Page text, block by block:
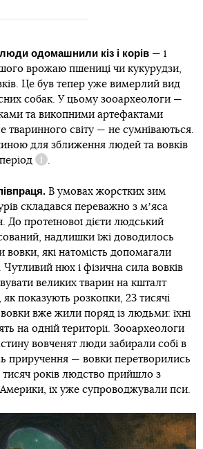
одомашнили кіз і корів — і
врожаю пшениці чи кукурудзи,
Це був тепер уже вимерлий вид
собак. У цьому зооархеологи —
та викопними артефактами
тваринного світу — не сумніваються.
для зближення людей та вовків
Довідка
В умовах жорстких зим
складався переважно з мʼяса
До протеїнової дієти людський
надлишки їжі доводилось
вовки, які натомість допомагали
нюх і фізична сила вовків
великих тварин на кшталт
показують розкопки, 23 тисячі
вже жили поряд із людьми: їхні
на одній території. Зооархеологи
вовченят люди забирали собі в
приручення — вовки перетворились
тисяч років людство прийшло з
Америки, їх уже супроводжували пси.